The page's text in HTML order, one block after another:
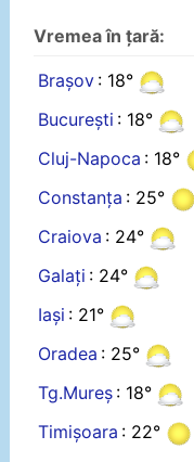
Vremea în țară:
Brașov : 18°
București : 18°
Cluj-Napoca : 18°
Constanța : 25°
Craiova : 24°
Galați : 24°
Iași : 21°
Oradea : 25°
Tg.Mureș : 18°
Timișoara : 22°